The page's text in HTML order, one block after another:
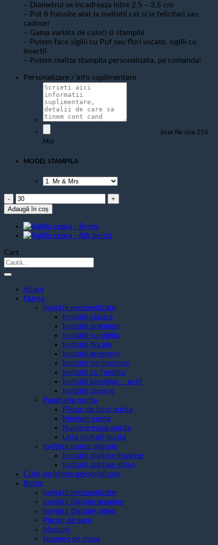
– Diametrul se incadreaza intre 2.5 – 3.5 cm
– Pot fi folosite atat la invitatii cat si la felicitari sau
cadouri
– Gama variata de culori si stampile
– Putem face sigilii cu Puf sau flori uscate, sigilii cu
insertii
– Putem realiza stampila personalizata, pe comanda!
Personalizare / Info suplimentare
(max file size 256
Mo)
MODEL STAMPILA
Cantitate
Sigiliu
ceara
Cupru
Adaugă în coș
Cart
Caută
Acasa
Nunta
Invitatii personalizate
Invitatii clasice
Invitatii premium
Invitatii cu sigiliu
Invitatii florale
Invitatii greenery
Invitatii minimaliste
Invitatii cu fundita
Invitatii plexiglas – acril
Invitatii diverse
Papetarie nunta
Plicuri de bani nunta
Meniuri nunta
Numere masa nunta
Lista invitati nunta
Invitatii nunta digitale
Invitatii digitale imagine
Invitatii digitale video
Cutii verighete personalizate
Botez
Invitatii personalizate
invitatii digitale imagine
Invitatii digitale video
Plicuri de bani
Meniuri
Numere de masa